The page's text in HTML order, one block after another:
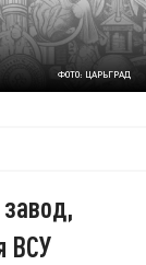
ФОТО: ЦАРЬГРАД
ВСУ